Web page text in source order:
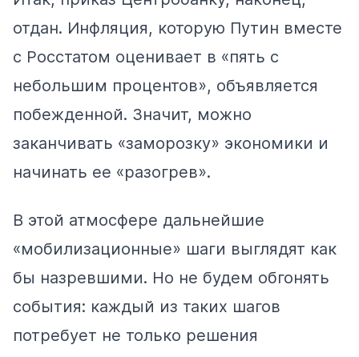
отдан. Инфляция, которую Путин вместе
с Росстатом оценивает в «пять с
небольшим процентов», объявляется
побежденной. Значит, можно
заканчивать «заморозку» экономики и
начинать ее «разогрев».
В этой атмосфере дальнейшие
«мобилизационные» шаги выглядят как
бы назревшими. Но не будем обгонять
события: каждый из таких шагов
потребует не только решения